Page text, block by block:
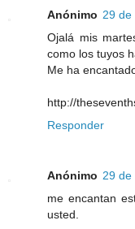
Anónimo 29 de
Ojalá mis
como los tuyos
Me ha
http://
Responder
Anónimo 29 de
me encantan
usted.